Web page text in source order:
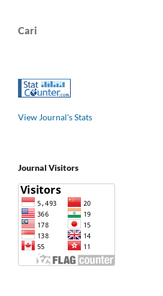
Cari
View Journal's Stats
Journal Visitors